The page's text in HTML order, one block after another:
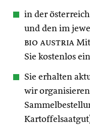
in der
und den im
bio austria
Sie kostenlos
Sie erhalten
wir